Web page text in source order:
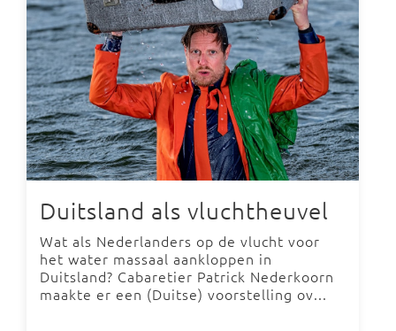
Duitsland als vluchtheuvel
Wat als Nederlanders op de vlucht voor
het water massaal aankloppen in
Duitsland? Cabaretier Patrick Nederkoorn
maakte er een (Duitse) voorstelling ov...